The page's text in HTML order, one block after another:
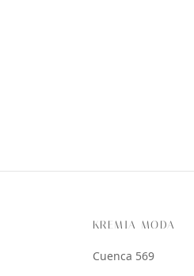
KREMIA MODA
Cuenca 569